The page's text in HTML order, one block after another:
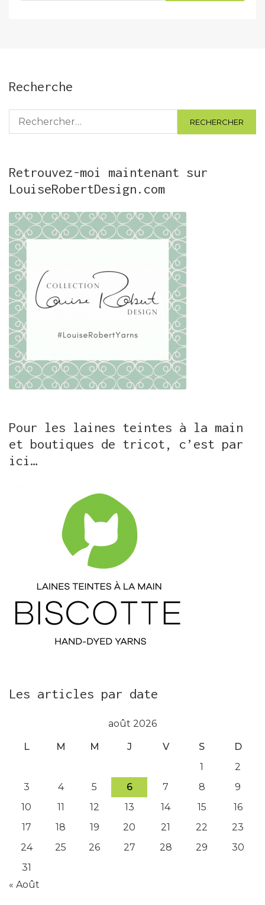
Recherche
Rechercher :
Retrouvez-moi maintenant sur
LouiseRobertDesign.com
Pour les laines teintes à la main
et boutiques de tricot, c’est par
ici…
Les articles par date
août 2026
L M M J V S
D
1
2
3
4 5 6 7 8
9
10
11 12 13 14 15
16
17
18 19 20 21 22
23
24
25 26 27 28 29
30
31
« Août